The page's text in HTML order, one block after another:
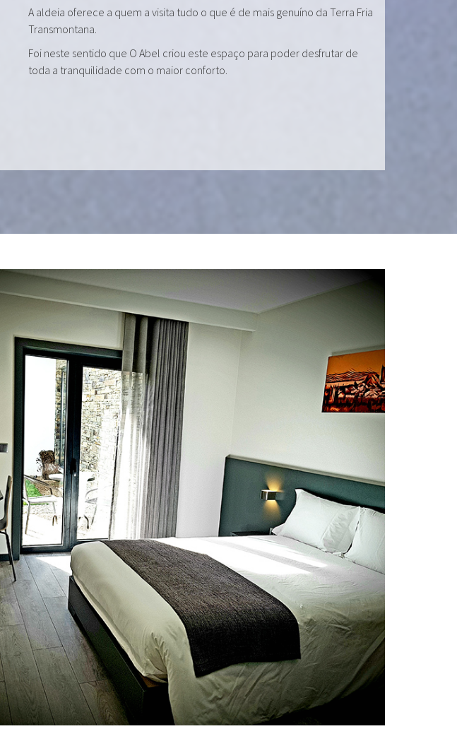
A aldeia oferece a quem a visita tudo o que é de mais genuíno da Terra Fria
Transmontana.
Foi neste sentido que O Abel criou este espaço para poder desfrutar de
toda a tranquilidade com o maior conforto.